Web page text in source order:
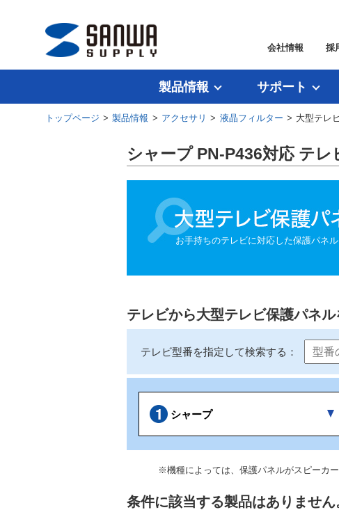
会社情報 採
製品情報 サポート
トップページ >製品情報 > アクセサリ > 液晶フィルター > 大型テレ
シャープ PN-P436対応 テ
お手持ちのテレビに対応した保護パネル
テレビから大型テレビ保護パネ
テレビ型番を指定して検索する：
シャープ
※機種によっては、保護パネルがスピーカー
条件に該当する製品はありません